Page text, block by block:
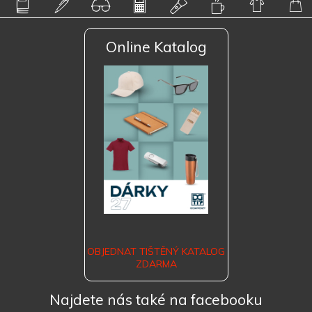
Online Katalog
OBJEDNAT TIŠTĚNÝ KATALOG
ZDARMA
Najdete nás také na facebooku